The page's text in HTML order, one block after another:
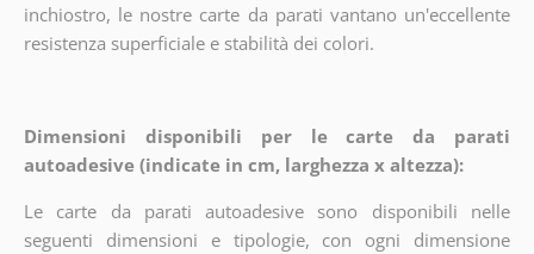
inchiostro, le nostre carte da parati vantano un'eccellente
resistenza superficiale e stabilità dei colori.
Dimensioni disponibili per le carte da parati
autoadesive (indicate in cm, larghezza x altezza):
Le carte da parati autoadesive sono disponibili nelle
seguenti dimensioni e tipologie, con ogni dimensione